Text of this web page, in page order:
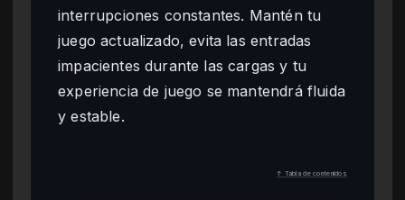
interrupciones constantes. Mantén tu
juego actualizado, evita las entradas
impacientes durante las cargas y tu
experiencia de juego se mantendrá fluida
y estable.
↑ Tabla de contenidos